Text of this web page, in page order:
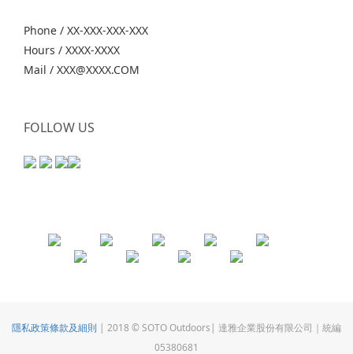
Phone / XX-XXX-XXX-XXX
Hours / XXXX-XXXX
Mail / XXX@XXXX.COM
FOLLOW US
隱私政策條款及細則 | 2018 © SOTO Outdoors| 達雅企業股份有限公司｜統編
05380681